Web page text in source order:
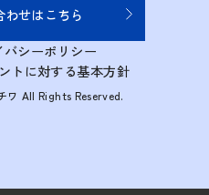
わせはこちら
バシーポリシー
トに対する基本方針
ワ All Rights Reserved.